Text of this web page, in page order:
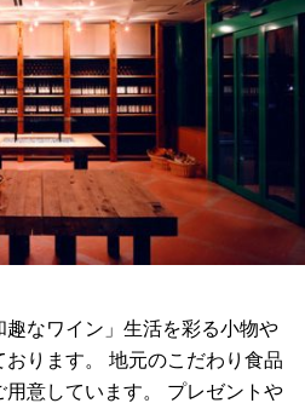
なワイン」生活を彩る小物や
ります。 地元のこだわり食品
意しています。 プレゼントや